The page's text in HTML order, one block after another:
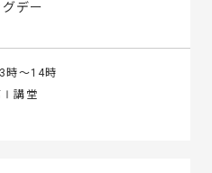
デー
～14時
Ⅰ講堂